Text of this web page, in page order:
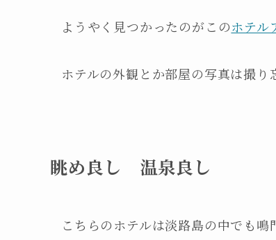
ようやく見つかったのがこのホテル
ホテルの外観とか部屋の写真は撮
眺め良し 温泉良し
こちらのホテルは淡路島の中でも鳴